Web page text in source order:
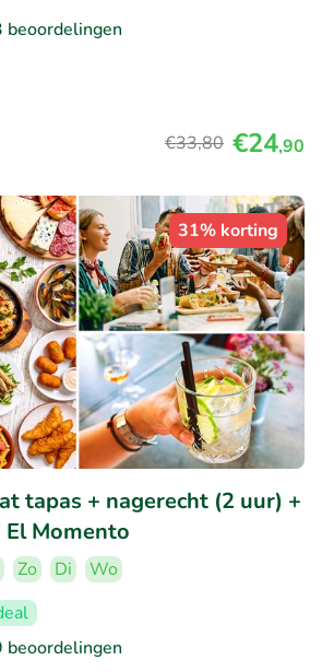
beoordelingen
€33,80 €24,90
31% korting
tapas + nagerecht (2 uur) +
Momento
Zo Di
Wo
beoordelingen